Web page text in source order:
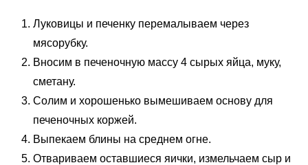
Луковицы и печенку перемалываем через
мясорубку.
Вносим в печеночную массу 4 сырых яйца, муку,
сметану.
Солим и хорошенько вымешиваем основу для
печеночных коржей.
Выпекаем блины на среднем огне.
Отвариваем оставшиеся яички, измельчаем сыр и